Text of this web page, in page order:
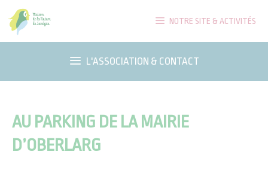
Aller
au
contenu
NOTRE SITE & ACTIVITÉS
L'ASSOCIATION & CONTACT
AU PARKING DE LA MAIRIE
D’OBERLARG